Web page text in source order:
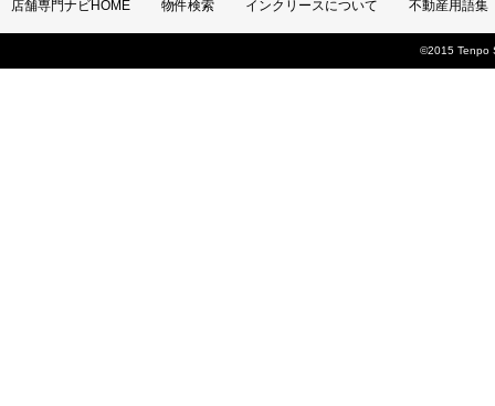
店舗専門ナビHOME 物件検索 インクリースについて 不動産用語集
©2015 Tenpo